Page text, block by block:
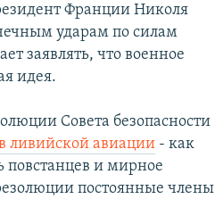
Франции Николя
ударам по силам
заявлять, что военное
идея.
Совета безопасности
ливийской авиации - как
и мирное
постоянные члены